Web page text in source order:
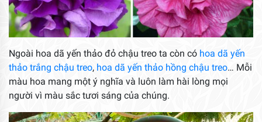
Ngoài hoa dã yến thảo đỏ chậu treo ta còn có hoa dã yến
thảo trắng chậu treo, hoa dã yến thảo hồng chậu treo… Mỗi
màu hoa mang một ý nghĩa và luôn làm hài lòng mọi
người vì màu sắc tươi sáng của chúng.